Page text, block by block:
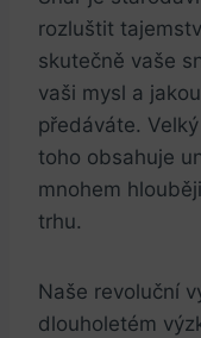
​rozluštit
skutečně⁣ vaše
vaši mysl⁢ a⁢
⁤předáváte.
toho obsahuje⁢
mnohem
trhu.
Naše revoluční
dlouholetém